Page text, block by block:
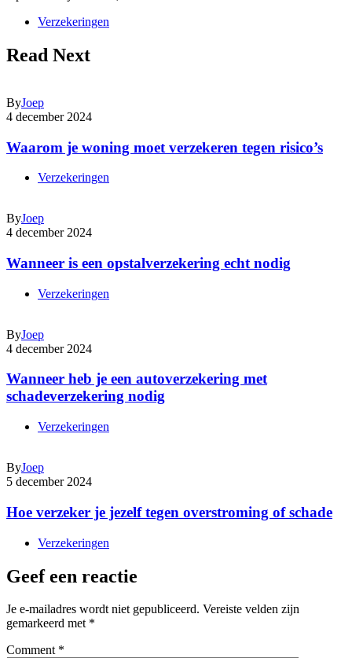
Verzekeringen
Read Next
ByJoep
4 december 2024
Waarom je woning moet verzekeren tegen risico’s
Verzekeringen
ByJoep
4 december 2024
Wanneer is een opstalverzekering echt nodig
Verzekeringen
ByJoep
4 december 2024
Wanneer heb je een autoverzekering met
schadeverzekering nodig
Verzekeringen
ByJoep
5 december 2024
Hoe verzeker je jezelf tegen overstroming of schade
Verzekeringen
Geef een reactie
Je e-mailadres wordt niet gepubliceerd. Vereiste velden zijn
gemarkeerd met *
Comment *